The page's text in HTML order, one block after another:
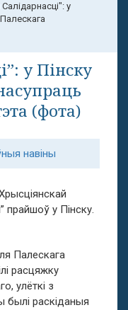
у
у Пінску
(фота)
навіны
прайшоў у Пінску.
Палескага
расцяжку
улёткі з
былі раскіданыя